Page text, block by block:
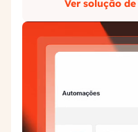
Ver solução